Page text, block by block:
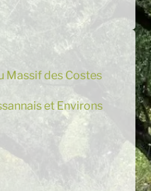
Massif des Costes
et Environs